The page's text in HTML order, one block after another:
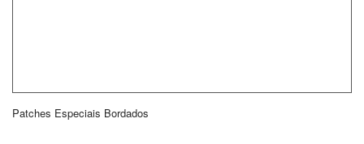
Patches Especiais Bordados